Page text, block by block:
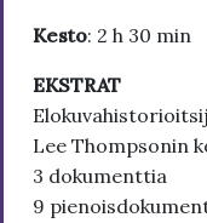
Kesto: 2 h 30 min
EKSTRAT
Lee Thompsonin
3 dokumenttia
9